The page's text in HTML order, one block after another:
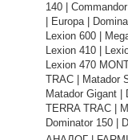
140 |
| Europa |
Lexion 600 |
Lexion 410 |
Lexion 470
TRAC | Matador
Matador Gigant |
TERRA TRAC |
Dominator 150 |